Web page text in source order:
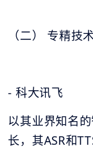
（二） 专精技
- 科大讯飞
以其业界知名
长，其ASR和